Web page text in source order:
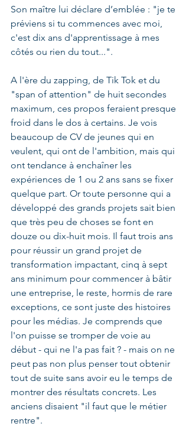
Son maître lui déclare d’emblée : "je te
préviens si tu commences avec moi,
c'est dix ans d'apprentissage à mes
côtés ou rien du tout...".
A l'ère du zapping, de Tik Tok et du
"span of attention" de huit secondes
maximum, ces propos feraient presque
froid dans le dos à certains. Je vois
beaucoup de CV de jeunes qui en
veulent, qui ont de l'ambition, mais qui
ont tendance à enchaîner les
expériences de 1 ou 2 ans sans se fixer
quelque part. Or toute personne qui a
développé des grands projets sait bien
que très peu de choses se font en
douze ou dix-huit mois. Il faut trois ans
pour réussir un grand projet de
transformation impactant, cinq à sept
ans minimum pour commencer à bâtir
une entreprise, le reste, hormis de rare
exceptions, ce sont juste des histoires
pour les médias. Je comprends que
l'on puisse se tromper de voie au
début - qui ne l'a pas fait ? - mais on ne
peut pas non plus penser tout obtenir
tout de suite sans avoir eu le temps de
montrer des résultats concrets. Les
anciens disaient "il faut que le métier
rentre".